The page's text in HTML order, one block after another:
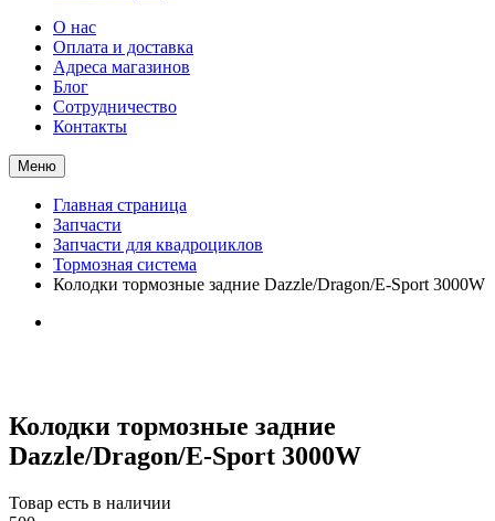
О нас
Оплата и доставка
Адреса магазинов
Блог
Сотрудничество
Контакты
Меню
Главная страница
Запчасти
Запчасти для квадроциклов
Тормозная система
Колодки тормозные задние Dazzle/Dragon/E-Sport 3000W
Колодки тормозные задние
Dazzle/Dragon/E-Sport 3000W
Товар есть в наличии